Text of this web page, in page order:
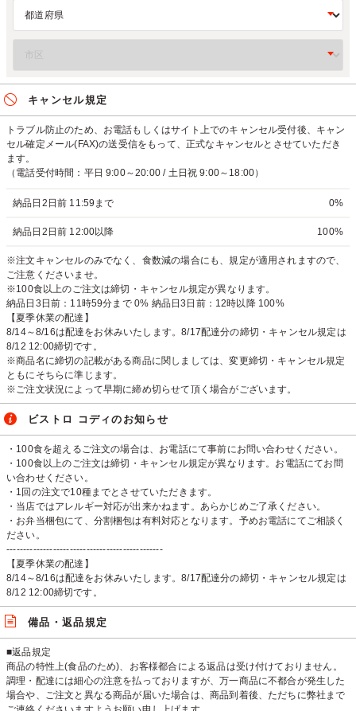
キャンセル規定
トラブル防止のため、お電話もしくはサイト上でのキャンセル受付後、キャン
セル確定メール(FAX)の送受信をもって、正式なキャンセルとさせていただき
ます。
（電話受付時間：平日 9:00～20:00 / 土日祝 9:00～18:00）
納品日2日前 11:59まで 0%
納品日2日前 12:00以降 100%
※注文キャンセルのみでなく、食数減の場合にも、規定が適用されますので、
ご注意くださいませ。
※100食以上のご注文は締切・キャンセル規定が異なります。
納品日3日前：11時59分まで 0% 納品日3日前：12時以降 100%
【夏季休業の配達】
8/14～8/16は配達をお休みいたします。8/17配達分の締切・キャンセル規定は
8/12 12:00締切です。
※商品名に締切の記載がある商品に関しましては、変更締切・キャンセル規定
ともにそちらに準じます。
※ご注文状況によって早期に締め切らせて頂く場合がございます。
ビストロ コディのお知らせ
・100食を超えるご注文の場合は、お電話にて事前にお問い合わせください。
・100食以上のご注文は締切・キャンセル規定が異なります。お電話にてお問
い合わせください。
・1回の注文で10種までとさせていただきます。
・当店ではアレルギー対応が出来かねます。あらかじめご了承ください。
・お弁当梱包にて、分割梱包は有料対応となります。予めお電話にてご相談く
ださい。
-----------------------------------------------
【夏季休業の配達】
8/14～8/16は配達をお休みいたします。8/17配達分の締切・キャンセル規定は
8/12 12:00締切です。
備品・返品規定
■返品規定
商品の特性上(食品のため)、お客様都合による返品は受け付けておりません。
調理・配達には細心の注意を払っておりますが、万一商品に不都合が発生した
場合や、ご注文と異なる商品が届いた場合は、商品到着後、ただちに弊社まで